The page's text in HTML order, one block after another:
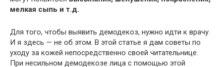
мелкая сыпь и т.д.
Для того, чтобы выявить демодекоз, нужно идти к врачу.
И я здесь — не об этом. В этой статье я дам советы по
уходу за кожей непосредственно своей читательнице.
При несильном демодекозе лица с помощью этой